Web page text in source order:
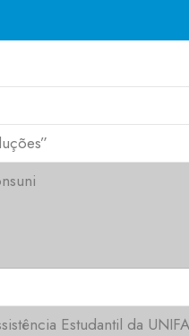
Estudantil da